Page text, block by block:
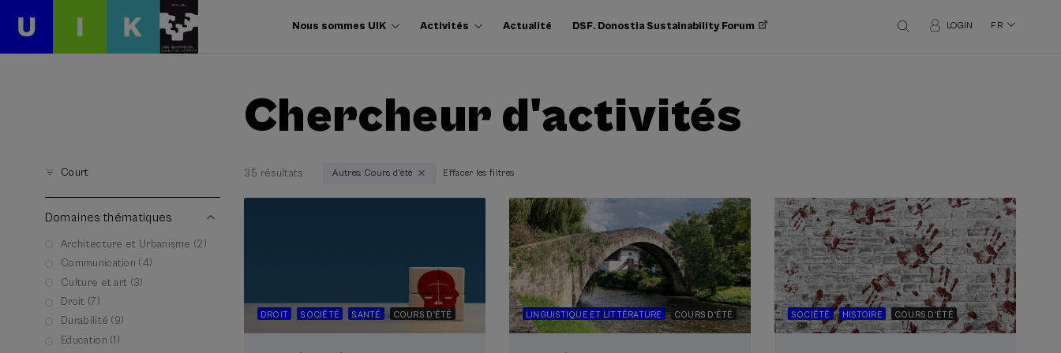
Nous sommes UIK Activités Actualité DSF. Donostia Sustainability Forum LOGIN FR
Chercheur d'activités
Court
Domaines thématiques
Architecture et Urbanisme (2)
Communication (4)
Culture et art (3)
Droit (7)
Durabilité (9)
Education (1)
35 résultats Autres: Cours d'été Effacer les filtres
DROIT SOCIÉTÉ SANTÉ COURS D'ÉTÉ LINGUISTIQUE ET LITTÉRATURE COURS D'ÉTÉ SOCIÉTÉ HISTOIRE COURS D'ÉTÉ